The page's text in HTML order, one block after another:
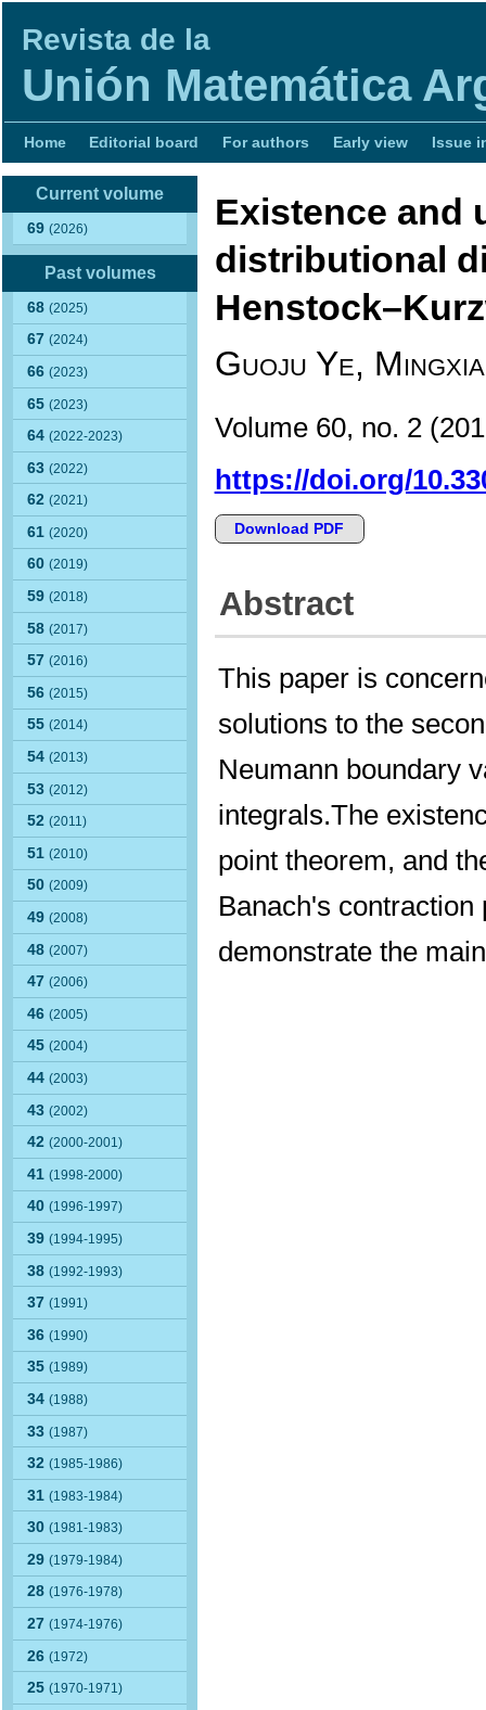
Revista de la
Unión Matemática
Home Editorial board For authors Early view Issue
Current volume
69(2026)
Past volumes
68(2025)
67(2024)
66(2023)
65(2023)
64(2022-2023)
63(2022)
62(2021)
61(2020)
60(2019)
59(2018)
58(2017)
57(2016)
56(2015)
55(2014)
54(2013)
53(2012)
52(2011)
51(2010)
50(2009)
49(2008)
48(2007)
47(2006)
46(2005)
45(2004)
44(2003)
43(2002)
42(2000-2001)
41(1998-2000)
40(1996-1997)
39(1994-1995)
38(1992-1993)
37(1991)
36(1990)
35(1989)
34(1988)
33(1987)
32(1985-1986)
31(1983-1984)
30(1981-1983)
29(1979-1984)
28(1976-1978)
27(1974-1976)
26(1972)
25(1970-1971)
Existence and
distributional
Guoju Ye,
Volume 60, no. 2
https://doi.org/
Download PDF
Abstract
This paper is
solutions to the
Neumann boundary
integrals.The
point theorem, and
Banach's
demonstrate the